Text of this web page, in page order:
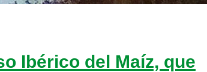
Ibérico del Maíz, que